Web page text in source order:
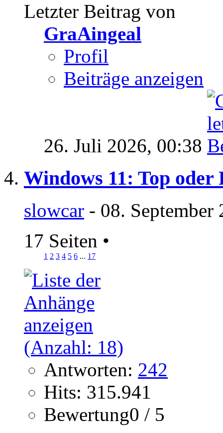
Letzter Beitrag von
GraAingeal
Profil
Beiträge anzeigen
26. Juli 2026, 00:38
Windows 11: Top oder
slowcar - 08.
17 Seiten •
1 2 3 4 5 6 ... 17
Antworten: 242
Hits: 315.941
Bewertung0 / 5